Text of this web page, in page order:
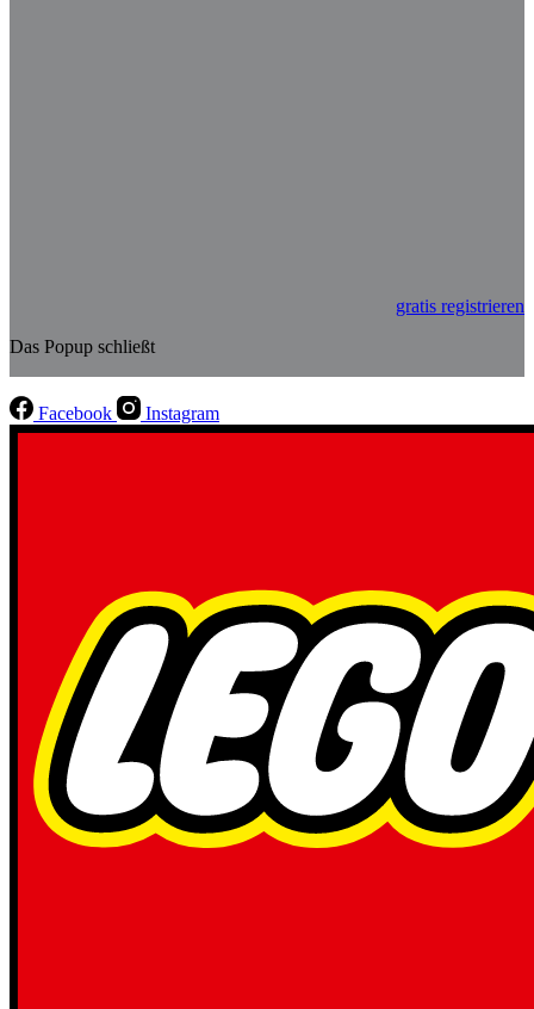
gratis registrieren
Das Popup schließt
Facebook Instagram